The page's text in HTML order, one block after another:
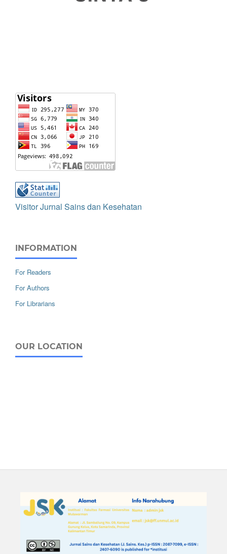
Visitor Jurnal Sains dan Kesehatan
INFORMATION
For Readers
For Authors
For Librarians
OUR LOCATION